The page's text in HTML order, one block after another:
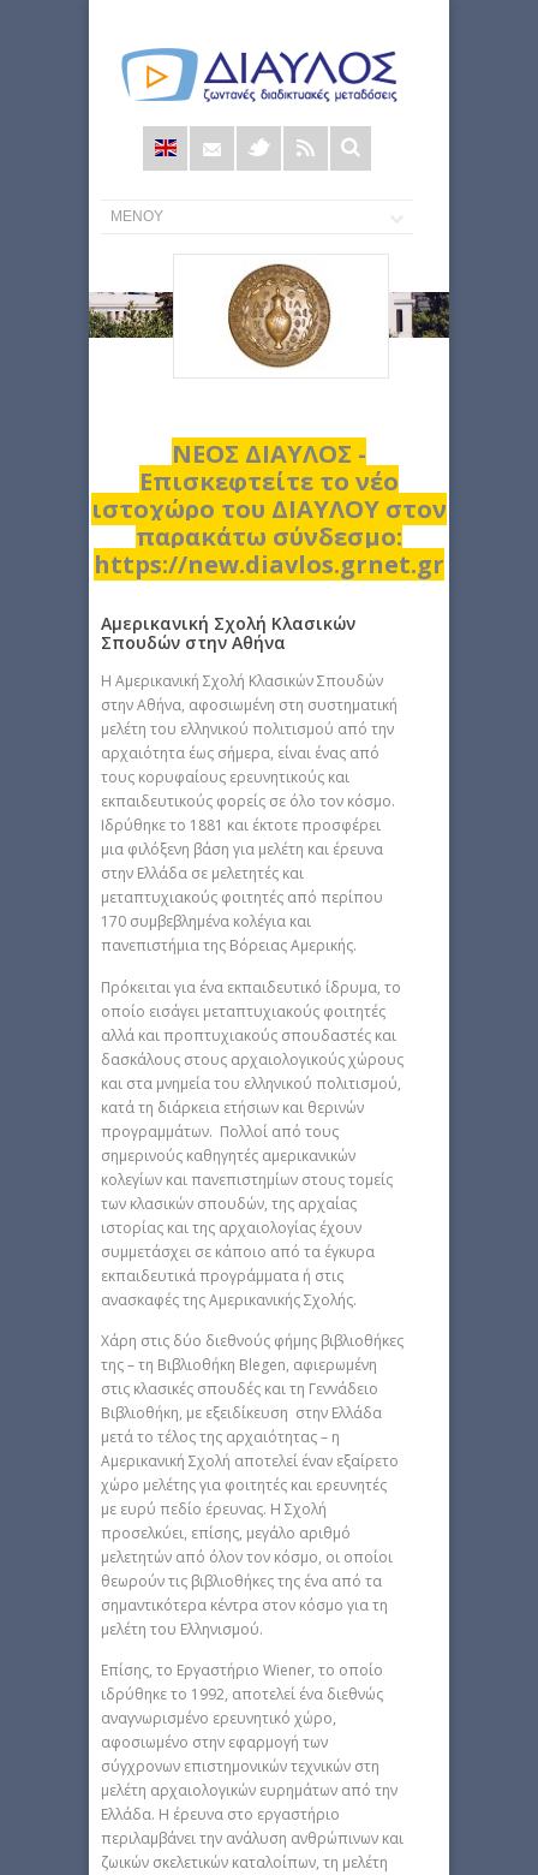
Φόρμα
αναζήτησης
ΝΕΟΣ ΔΙΑΥΛΟΣ -
Επισκεφτείτε το νέο
ιστοχώρο του ΔΙΑΥΛΟΥ στον
παρακάτω σύνδεσμο:
https://new.diavlos.grnet.gr
Αμερικανική Σχολή Κλασικών
Σπουδών στην Αθήνα
H Αμερικανική Σχολή Κλασικών Σπουδών
στην Αθήνα, αφοσιωμένη στη συστηματική
μελέτη του ελληνικού πολιτισμού από την
αρχαιότητα έως σήμερα, είναι ένας από
τους κορυφαίους ερευνητικούς και
εκπαιδευτικούς φορείς σε όλο τον κόσμο.
Ιδρύθηκε το 1881 και έκτοτε προσφέρει
μια φιλόξενη βάση για μελέτη και έρευνα
στην Ελλάδα σε μελετητές και
μεταπτυχιακούς φοιτητές από περίπου
170 συμβεβλημένα κολέγια και
πανεπιστήμια της Βόρειας Αμερικής.
Πρόκειται για ένα εκπαιδευτικό ίδρυμα, το
οποίο εισάγει μεταπτυχιακούς φοιτητές
αλλά και προπτυχιακούς σπουδαστές και
δασκάλους στους αρχαιολογικούς χώρους
και στα μνημεία του ελληνικού πολιτισμού,
κατά τη διάρκεια ετήσιων και θερινών
προγραμμάτων. Πολλοί από τους
σημερινούς καθηγητές αμερικανικών
κολεγίων και πανεπιστημίων στους τομείς
των κλασικών σπουδών, της αρχαίας
ιστορίας και της αρχαιολογίας έχουν
συμμετάσχει σε κάποιο από τα έγκυρα
εκπαιδευτικά προγράμματα ή στις
ανασκαφές της Αμερικανικής Σχολής.
Χάρη στις δύο διεθνούς φήμης βιβλιοθήκες
της – τη Βιβλιοθήκη Blegen, αφιερωμένη
στις κλασικές σπουδές και τη Γεννάδειο
Βιβλιοθήκη, με εξειδίκευση στην Ελλάδα
μετά το τέλος της αρχαιότητας – η
Αμερικανική Σχολή αποτελεί έναν εξαίρετο
χώρο μελέτης για φοιτητές και ερευνητές
με ευρύ πεδίο έρευνας. Η Σχολή
προσελκύει, επίσης, μεγάλο αριθμό
μελετητών από όλον τον κόσμο, οι οποίοι
θεωρούν τις βιβλιοθήκες της ένα από τα
σημαντικότερα κέντρα στον κόσμο για τη
μελέτη του Ελληνισμού.
Επίσης, το Εργαστήριο Wiener, το οποίο
ιδρύθηκε το 1992, αποτελεί ένα διεθνώς
αναγνωρισμένο ερευνητικό χώρο,
αφοσιωμένο στην εφαρμογή των
σύγχρονων επιστημονικών τεχνικών στη
μελέτη αρχαιολογικών ευρημάτων από την
Ελλάδα. Η έρευνα στο εργαστήριο
περιλαμβάνει την ανάλυση ανθρώπινων και
ζωικών σκελετικών καταλοίπων, τη μελέτη